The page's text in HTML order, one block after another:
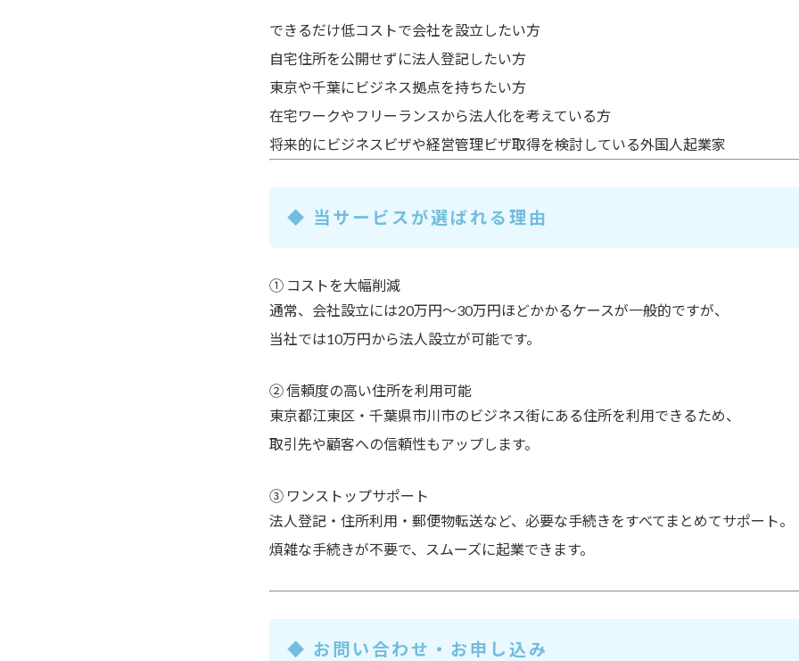
できるだけ低コストで会社を設立したい方
自宅住所を公開せずに法人登記したい方
東京や千葉に ビジネス拠点を持ちたい方
在宅ワークやフリーランスから法人化を考えている方
将来的に ビジネスビザや経営管理ビザ取得を検討している外国人起業家
◆ 当サービスが選ばれる理由
① コストを大幅削減
通常、会社設立には20万円〜30万円ほどかかるケースが一般的ですが、
当社では10万円から法人設立が可能です。
② 信頼度の高い住所を利用可能
東京都江東区・千葉県市川市のビジネス街にある住所を利用できるため、
取引先や顧客への信頼性もアップします。
③ ワンストップサポート
法人登記・住所利用・郵便物転送など、必要な手続きをすべてまとめてサポート。
煩雑な手続きが不要で、スムーズに起業できます。
◆ お問い合わせ・お申し込み